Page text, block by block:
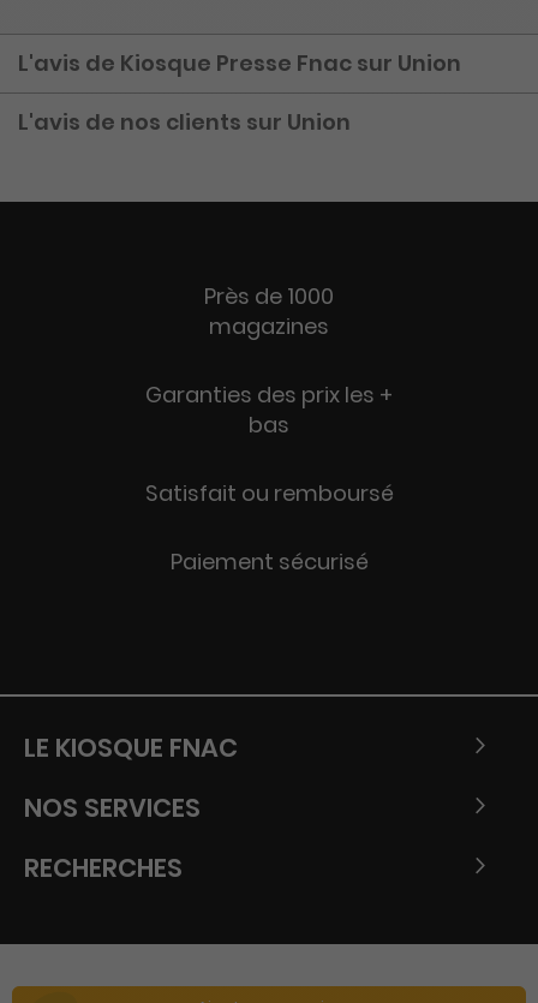
L'avis de Kiosque Presse Fnac sur Union
L'avis de nos clients sur Union
Près de 1000
magazines
Garanties des prix les +
bas
Satisfait ou remboursé
Paiement sécurisé
LE KIOSQUE FNAC
NOS SERVICES
RECHERCHES